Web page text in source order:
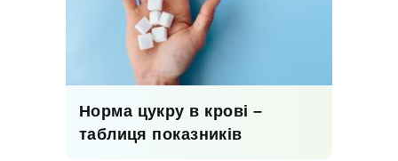
Норма цукру в крові –
таблиця показників